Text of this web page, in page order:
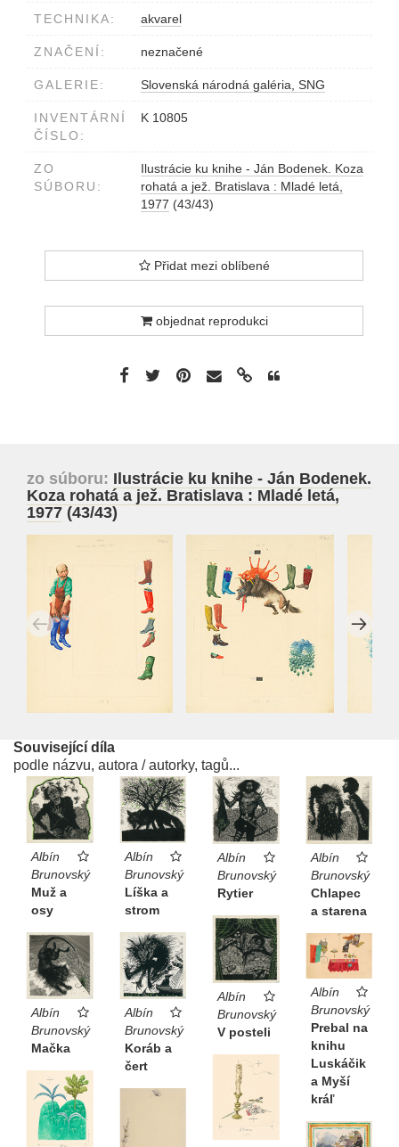
TECHNIKA: akvarel
ZNAČENÍ: neznačené
GALERIE: Slovenská národná galéria, SNG
INVENTÁRNÍ
ČÍSLO:
K 10805
ZO
SÚBORU:
Ilustrácie ku knihe - Ján Bodenek. Koza
rohatá a jež. Bratislava : Mladé letá,
1977 (43/43)
Přidat mezi oblíbené
objednat reprodukci
zo súboru: Ilustrácie ku knihe - Ján Bodenek.
Koza rohatá a jež. Bratislava : Mladé letá,
1977 (43/43)
Související díla
podle názvu, autora / autorky, tagů...
Albín
Brunovský
Muž a
osy
Albín
Brunovský
Líška a
strom
Albín
Brunovský
Rytier
Albín
Brunovský
Chlapec
a starena
Albín
Brunovský
V posteli
Albín
Brunovský
Mačka
Albín
Brunovský
Koráb a
čert
Albín
Brunovský
Prebal na
knihu
Luskáčik
a Myší
kráľ